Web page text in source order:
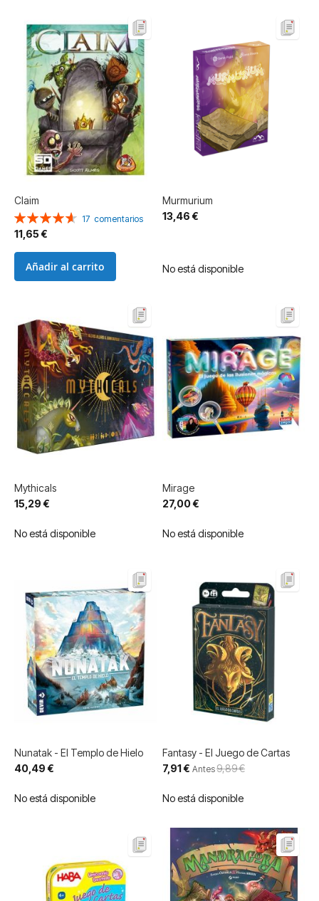
Claim
Valoración:
93%
17 comentarios
11,65 €
Añadir al carrito
Murmurium
13,46 €
No está disponible
Mythicals
15,29 €
No está disponible
Mirage
27,00 €
No está disponible
Nunatak - El Templo de Hielo
40,49 €
No está disponible
Fantasy - El Juego de Cartas
Precio
especial
7,91 € Antes9,89 €
No está disponible